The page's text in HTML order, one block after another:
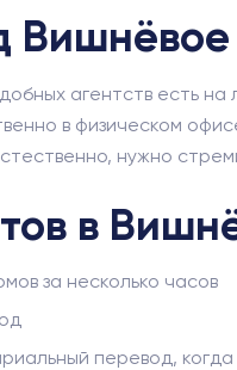
Вишнёвое
агентств есть на
в физическом
нужно
в
за несколько часов
перевод,